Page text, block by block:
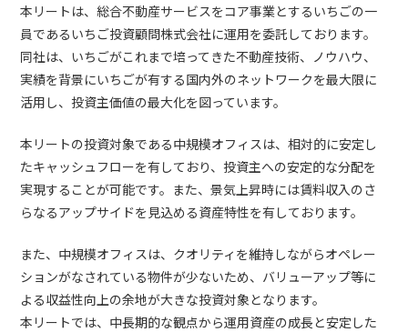
本リートは、総合不動産サービスをコア事業とするいちごの一
員であるいちご投資顧問株式会社に運用を委託しております。
同社は、いちごがこれまで培ってきた不動産技術、ノウハウ、
実績を背景にいちごが有する国内外のネットワークを最大限に
活用し、投資主価値の最大化を図っています。
本リートの投資対象である中規模オフィスは、相対的に安定し
たキャッシュフローを有しており、投資主への安定的な分配を
実現することが可能です。また、景気上昇時には賃料収入のさ
らなるアップサイドを見込める資産特性を有しております。
また、中規模オフィスは、クオリティを維持しながらオペレー
ションがなされている物件が少ないため、バリューアップ等に
よる収益性向上の余地が大きな投資対象となります。
本リートでは、中長期的な観点から運用資産の成長と安定した